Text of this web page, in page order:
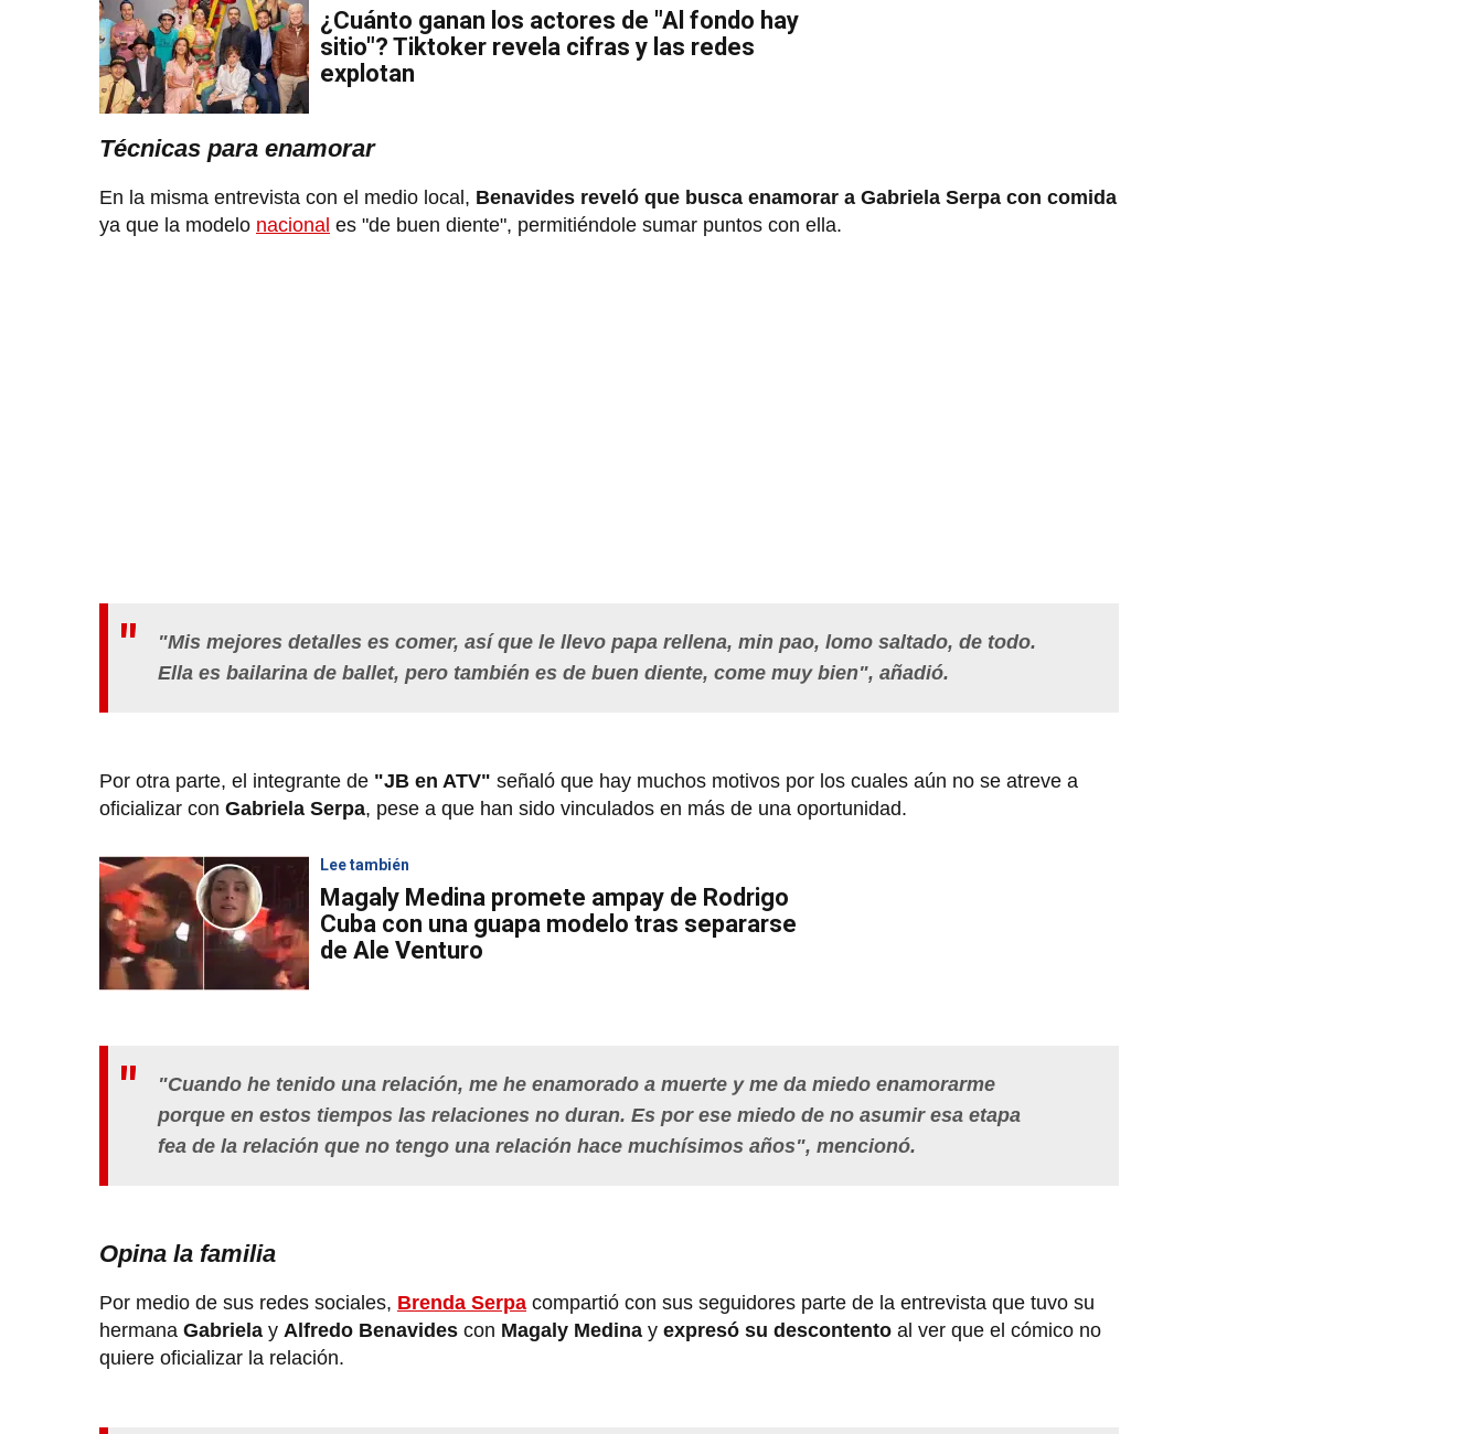
¿Cuánto ganan los actores de "Al fondo hay
sitio"? Tiktoker revela cifras y las redes
explotan
Técnicas para enamorar
En la misma entrevista con el medio local, Benavides reveló que busca enamorar a Gabriela Serpa con comida
ya que la modelo nacional es "de buen diente", permitiéndole sumar puntos con ella.
"Mis mejores detalles es comer, así que le llevo papa rellena, min pao, lomo saltado, de todo.
Ella es bailarina de ballet, pero también es de buen diente, come muy bien", añadió.
Por otra parte, el integrante de "JB en ATV" señaló que hay muchos motivos por los cuales aún no se atreve a
oficializar con Gabriela Serpa, pese a que han sido vinculados en más de una oportunidad.
Lee también
Magaly Medina promete ampay de Rodrigo
Cuba con una guapa modelo tras separarse
de Ale Venturo
"Cuando he tenido una relación, me he enamorado a muerte y me da miedo enamorarme
porque en estos tiempos las relaciones no duran. Es por ese miedo de no asumir esa etapa
fea de la relación que no tengo una relación hace muchísimos años", mencionó.
Opina la familia
Por medio de sus redes sociales, Brenda Serpa compartió con sus seguidores parte de la entrevista que tuvo su
hermana Gabriela y Alfredo Benavides con Magaly Medina y expresó su descontento al ver que el cómico no
quiere oficializar la relación.